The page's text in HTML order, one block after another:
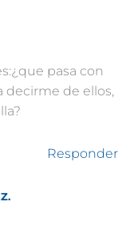
pasa con
decirme de ellos,
Responder